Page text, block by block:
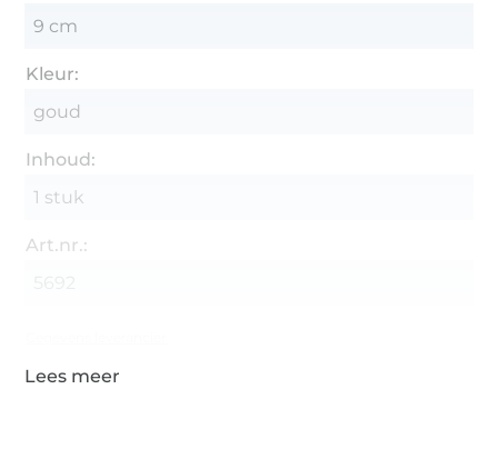
9 cm
Kleur:
goud
Inhoud:
1 stuk
Art.nr.: